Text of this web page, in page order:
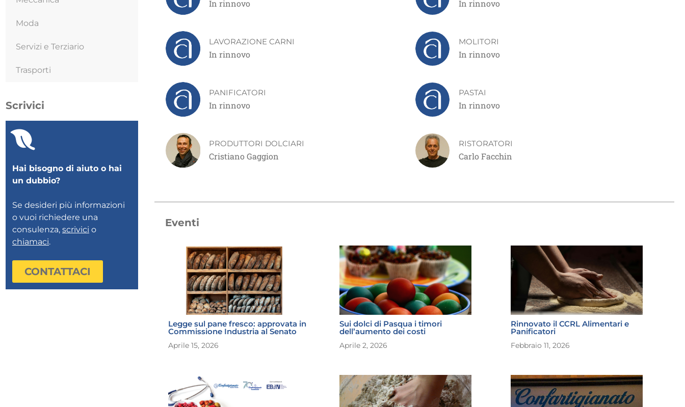
Moda
Servizi e Terziario
Trasporti
Scrivici
Hai bisogno di aiuto o hai
un dubbio?
Se desideri più informazioni
o vuoi richiedere una
consulenza,scrivici o
chiamaci.
CONTATTACI
In rinnovo In rinnovo
LAVORAZIONE CARNI
In rinnovo
MOLITORI
In rinnovo
PANIFICATORI
In rinnovo
PASTAI
In rinnovo
PRODUTTORI DOLCIARI
Cristiano Gaggion
RISTORATORI
Carlo Facchin
Eventi
Legge sul pane fresco: approvata in
Commissione Industria al Senato
Aprile 15, 2026
Sui dolci di Pasqua i timori
dell’aumento dei costi
Aprile 2, 2026
Rinnovato il CCRL Alimentari e
Panificatori
Febbraio 11, 2026